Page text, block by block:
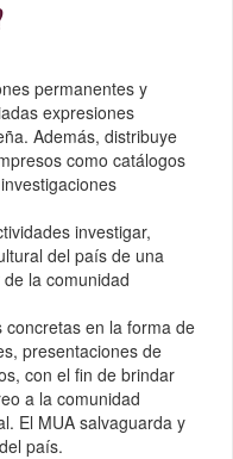
permanentes y
expresiones
Además, distribuye
como catálogos
investigar,
del país de una
la comunidad
en la forma de
presentaciones de
con el fin de brindar
a la comunidad
El MUA salvaguarda y
país.